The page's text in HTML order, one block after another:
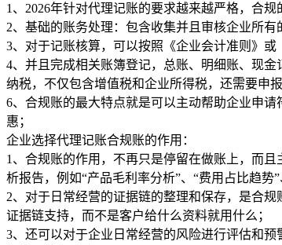
1、2026年针对代理记账的要求越来越严格，合
2、基础的账务处理：包含收集并且审核企业所
3、对于记账核算，可以按照《企业会计准则》
4、并且完成相关账簿登记，总账、明细账、现
纳税，不仅包含增值税和企业所得税，还需要申
6、合规账的最大特点就是可以主动帮助企业申
惠；
企业选择代理记账合规账的作用：
1、合规账的作用，不再只是停留在做账上，而
析报告，例如“产品毛利率分析”、“费用占比趋势
2、对于日常经营的证据链的整理和保存，是合
证据链支持，而不是客户给什么资料就用什么；
3、还可以对于企业日常经营的风险进行评估和